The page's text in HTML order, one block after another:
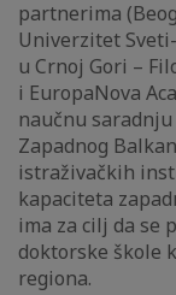
partnerima
Univerzitet
u Crnoj Gori –
i EuropaNova
naučnu
Zapadnog
istraživačkih
kapaciteta
ima za cilj da se
doktorske škole
regiona.